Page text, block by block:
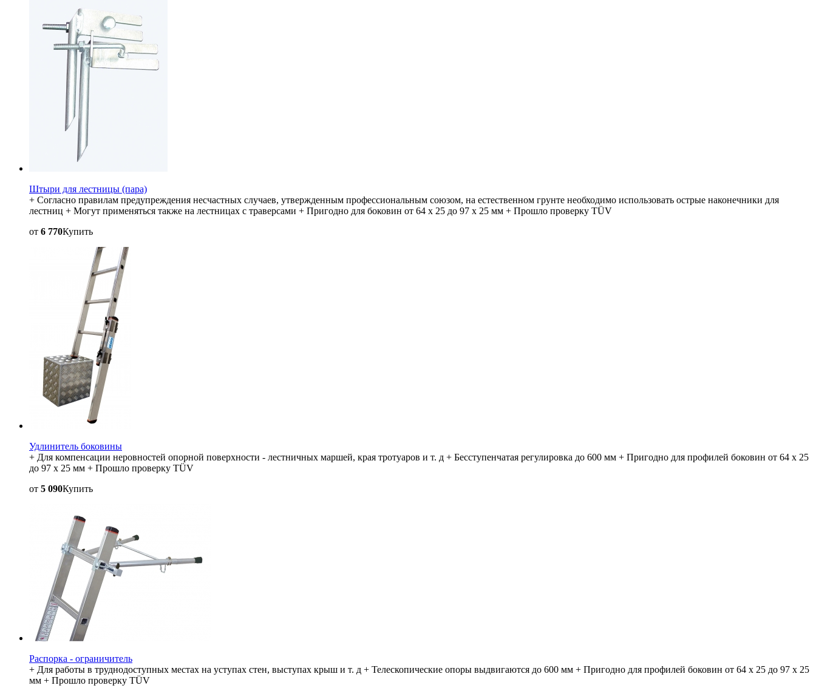
Штыри для лестницы (пара)
+ Согласно правилам предупреждения несчастных случаев, утвержденным профессиональным союзом, на естественном грунте необходимо использовать острые наконечники для
лестниц + Могут применяться также на лестницах с траверсами + Пригодно для боковин от 64 x 25 до 97 x 25 мм + Прошло проверку TÜV
от 6 770Купить
Удлинитель боковины
+ Для компенсации неровностей опорной поверхности - лестничных маршей, края тротуаров и т. д + Бесступенчатая регулировка до 600 мм + Пригодно для профилей боковин от 64 x 25
до 97 x 25 мм + Прошло проверку TÜV
от 5 090Купить
Распорка - ограничитель
+ Для работы в труднодоступных местах на уступах стен, выступах крыш и т. д + Телескопические опоры выдвигаются до 600 мм + Пригодно для профилей боковин от 64 x 25 до 97 x 25
мм + Прошло проверку TÜV